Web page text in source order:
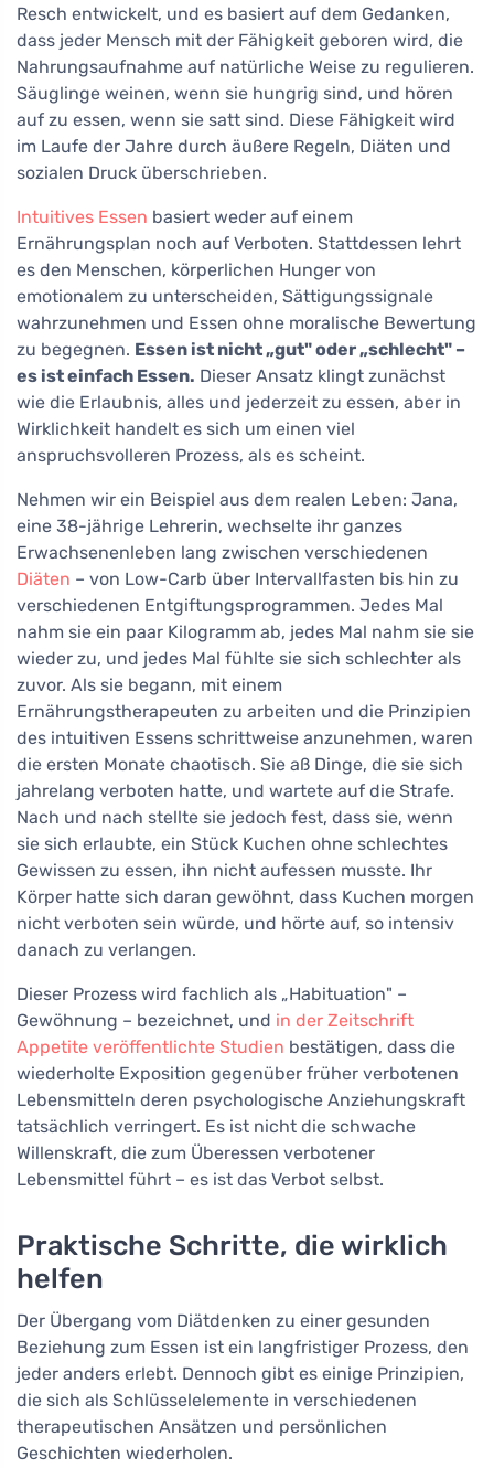
Resch entwickelt, und es basiert auf dem Gedanken,
dass jeder Mensch mit der Fähigkeit geboren wird, die
Nahrungsaufnahme auf natürliche Weise zu regulieren.
Säuglinge weinen, wenn sie hungrig sind, und hören
auf zu essen, wenn sie satt sind. Diese Fähigkeit wird
im Laufe der Jahre durch äußere Regeln, Diäten und
sozialen Druck überschrieben.
Intuitives Essen basiert weder auf einem
Ernährungsplan noch auf Verboten. Stattdessen lehrt
es den Menschen, körperlichen Hunger von
emotionalem zu unterscheiden, Sättigungssignale
wahrzunehmen und Essen ohne moralische Bewertung
zu begegnen. Essen ist nicht „gut" oder „schlecht" –
es ist einfach Essen. Dieser Ansatz klingt zunächst
wie die Erlaubnis, alles und jederzeit zu essen, aber in
Wirklichkeit handelt es sich um einen viel
anspruchsvolleren Prozess, als es scheint.
Nehmen wir ein Beispiel aus dem realen Leben: Jana,
eine 38-jährige Lehrerin, wechselte ihr ganzes
Erwachsenenleben lang zwischen verschiedenen
Diäten – von Low-Carb über Intervallfasten bis hin zu
verschiedenen Entgiftungsprogrammen. Jedes Mal
nahm sie ein paar Kilogramm ab, jedes Mal nahm sie sie
wieder zu, und jedes Mal fühlte sie sich schlechter als
zuvor. Als sie begann, mit einem
Ernährungstherapeuten zu arbeiten und die Prinzipien
des intuitiven Essens schrittweise anzunehmen, waren
die ersten Monate chaotisch. Sie aß Dinge, die sie sich
jahrelang verboten hatte, und wartete auf die Strafe.
Nach und nach stellte sie jedoch fest, dass sie, wenn
sie sich erlaubte, ein Stück Kuchen ohne schlechtes
Gewissen zu essen, ihn nicht aufessen musste. Ihr
Körper hatte sich daran gewöhnt, dass Kuchen morgen
nicht verboten sein würde, und hörte auf, so intensiv
danach zu verlangen.
Dieser Prozess wird fachlich als „Habituation" –
Gewöhnung – bezeichnet, und in der Zeitschrift
Appetite veröffentlichte Studien bestätigen, dass die
wiederholte Exposition gegenüber früher verbotenen
Lebensmitteln deren psychologische Anziehungskraft
tatsächlich verringert. Es ist nicht die schwache
Willenskraft, die zum Überessen verbotener
Lebensmittel führt – es ist das Verbot selbst.
Praktische Schritte, die wirklich
helfen
Der Übergang vom Diätdenken zu einer gesunden
Beziehung zum Essen ist ein langfristiger Prozess, den
jeder anders erlebt. Dennoch gibt es einige Prinzipien,
die sich als Schlüsselelemente in verschiedenen
therapeutischen Ansätzen und persönlichen
Geschichten wiederholen.